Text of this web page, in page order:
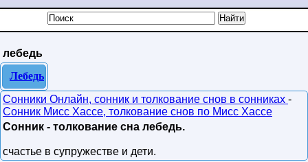
лебедь
Лебедь
Сонники Онлайн, сонник и толкование снов в сонниках -
Сонник Мисс Хассе, толкование снов по Мисс Хассе
Сонник - толкование сна лебедь.
счастье в супружестве и дети.